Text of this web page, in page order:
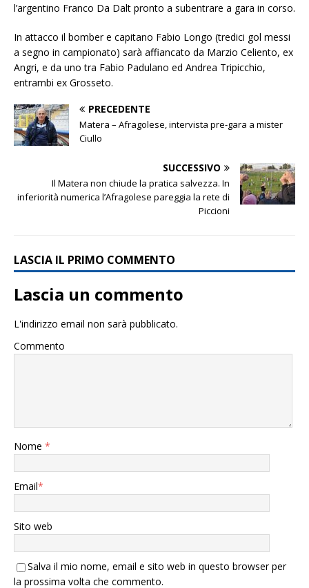
l’argentino Franco Da Dalt pronto a subentrare a gara in corso.
In attacco il bomber e capitano Fabio Longo (tredici gol messi
a segno in campionato) sarà affiancato da Marzio Celiento, ex
Angri, e da uno tra Fabio Padulano ed Andrea Tripicchio,
entrambi ex Grosseto.
PRECEDENTE
Matera – Afragolese, intervista pre-gara a mister
Ciullo
SUCCESSIVO
Il Matera non chiude la pratica salvezza. In
inferiorità numerica l’Afragolese pareggia la rete di
Piccioni
LASCIA IL PRIMO COMMENTO
Lascia un commento
L'indirizzo email non sarà pubblicato.
Commento
Nome *
Email*
Sito web
Salva il mio nome, email e sito web in questo browser per
la prossima volta che commento.